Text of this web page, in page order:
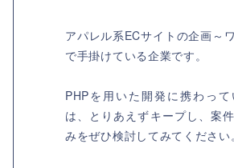
アパレル系ECサイトの企画～
で手掛けている企業です。
PHPを用いた開発に携わっ
は、とりあえずキープし、案
みをぜひ検討してみてください。